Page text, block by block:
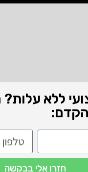
ללא
חזרו אלי בבקשה